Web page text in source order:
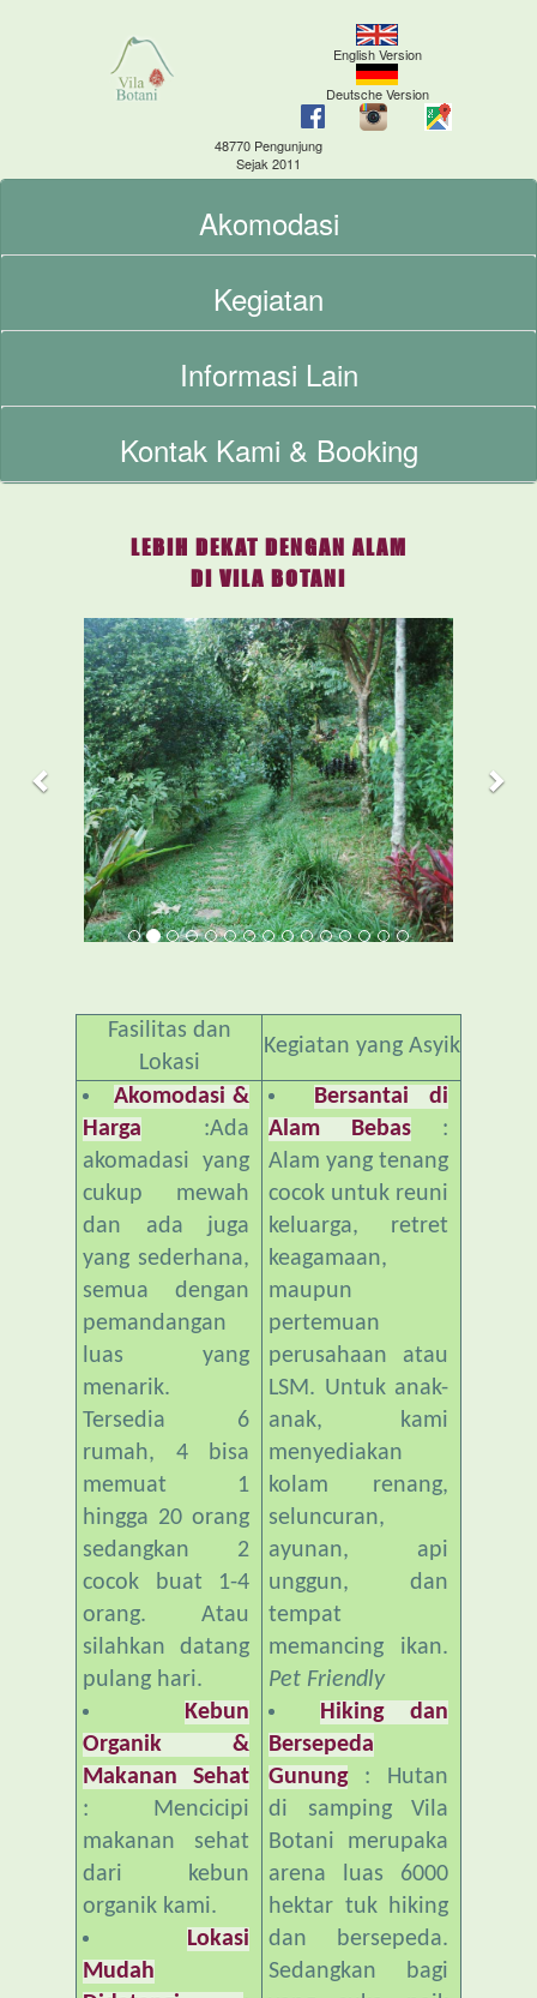
English Version
Deutsche Version
48770 Pengunjung
Sejak 2011
Akomodasi
Kegiatan
Informasi Lain
Kontak Kami & Booking
LEBIH DEKAT DENGAN ALAM
DI VILA BOTANI
Previous
Lokasi
Akomodasi &
Harga:Ada
akomadasi yang
cukup mewah
dan ada juga
yang sederhana,
semua dengan
pemandangan
luas yang
menarik.
Tersedia 6
rumah, 4 bisa
memuat 1
hingga 20 orang
sedangkan 2
cocok buat 1-4
orang. Atau
silahkan datang
pulang hari.
Kebun
Organik &
Makanan Sehat
: Mencicipi
makanan sehat
dari kebun
organik kami.
Lokasi
Mudah
Didatangi:
Terletak di
Bersantai di
Alam Bebas:
Alam yang tenang
cocok untuk reuni
keluarga, retret
keagamaan,
maupun
pertemuan
perusahaan atau
LSM. Untuk anak-
anak, kami
menyediakan
kolam renang,
seluncuran,
ayunan, api
unggun, dan
tempat
memancing ikan.
Pet Friendly
Hiking dan
Bersepeda
Gunung: Hutan
di samping Vila
Botani merupaka
arena luas 6000
hektar tuk hiking
dan bersepeda.
Sedangkan bagi
yang suka naik
gunung, Gunung